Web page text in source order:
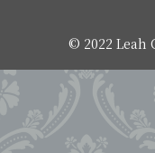
© 2022 Leah